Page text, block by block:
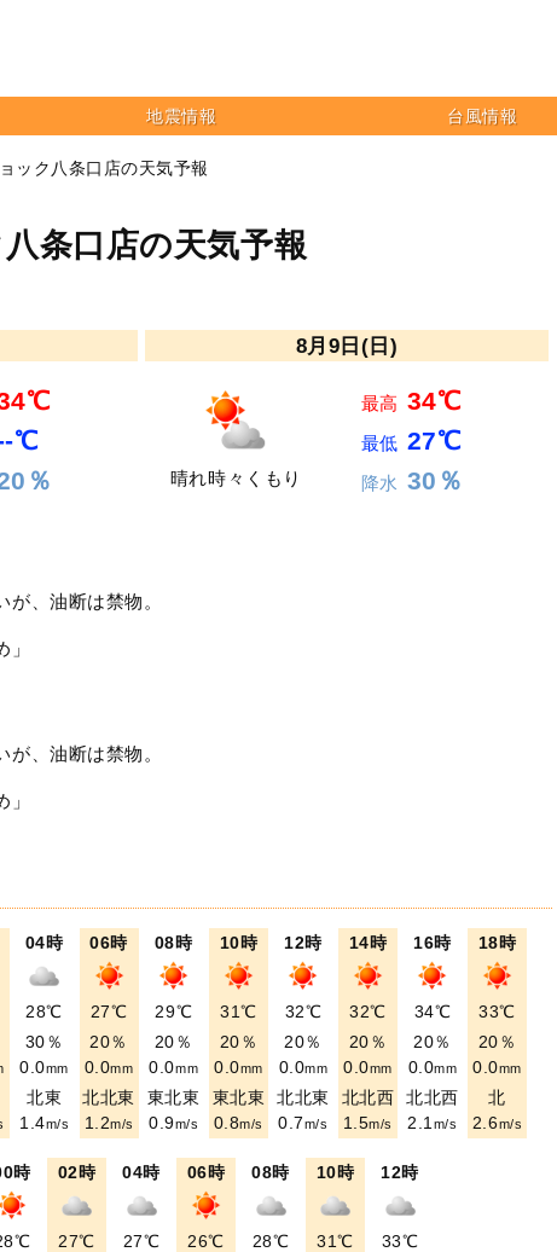
地震情報 台風情報
ック八条口店の天気予報
条口店の天気予報
℃
％
8月9日(日)
晴れ時々くもり
最高 34℃
最低 27℃
降水 30％
が、油断は禁物。
」
が、油断は禁物。
」
04時
28℃
30％
0.0mm
北東
1.4m/s
06時
27℃
20％
0.0mm
北北東
1.2m/s
08時
29℃
20％
0.0mm
東北東
0.9m/s
10時
31℃
20％
0.0mm
東北東
0.8m/s
12時
32℃
20％
0.0mm
北北東
0.7m/s
14時
32℃
20％
0.0mm
北北西
1.5m/s
16時
34℃
20％
0.0mm
北北西
2.1m/s
18時
33℃
20％
0.0mm
北
2.6m/s
時 02時
27℃
04時
27℃
06時
26℃
08時
28℃
10時
31℃
12時
33℃